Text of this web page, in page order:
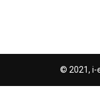
© 2021, i-